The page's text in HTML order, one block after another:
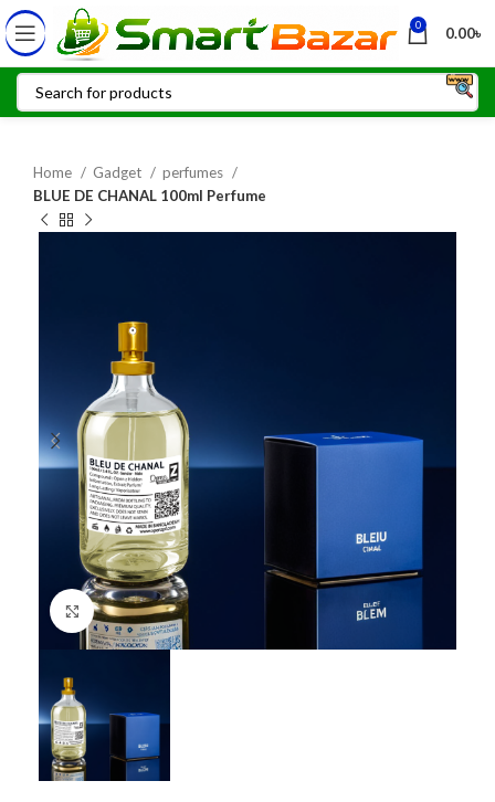
0 0.00৳
Home Gadget
perfumes
BLUE DE CHANAL 100ml Perfume
Click to enlarge